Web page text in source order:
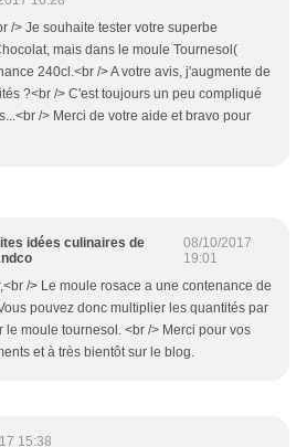
/> Je souhaite tester votre superbe
mais dans le moule Tournesol(
240cl.<br /> A votre avis, j'augmente de
?<br /> C'est toujours un peu compliqué
/> Merci de votre aide et bravo pour
idées culinaires de
08/10/2017
19:01
/> Le moule rosace a une contenance de
pouvez donc multiplier les quantités par
le moule tournesol. <br /> Merci pour vos
et à très bientôt sur le blog.
15:38